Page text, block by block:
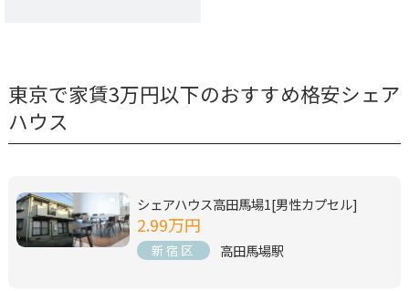
東京で家賃3万円以下のおすすめ格安シェア
ハウス
シェアハウス高田馬場1[男性カプセル]
2.99万円
新宿区 高田馬場駅